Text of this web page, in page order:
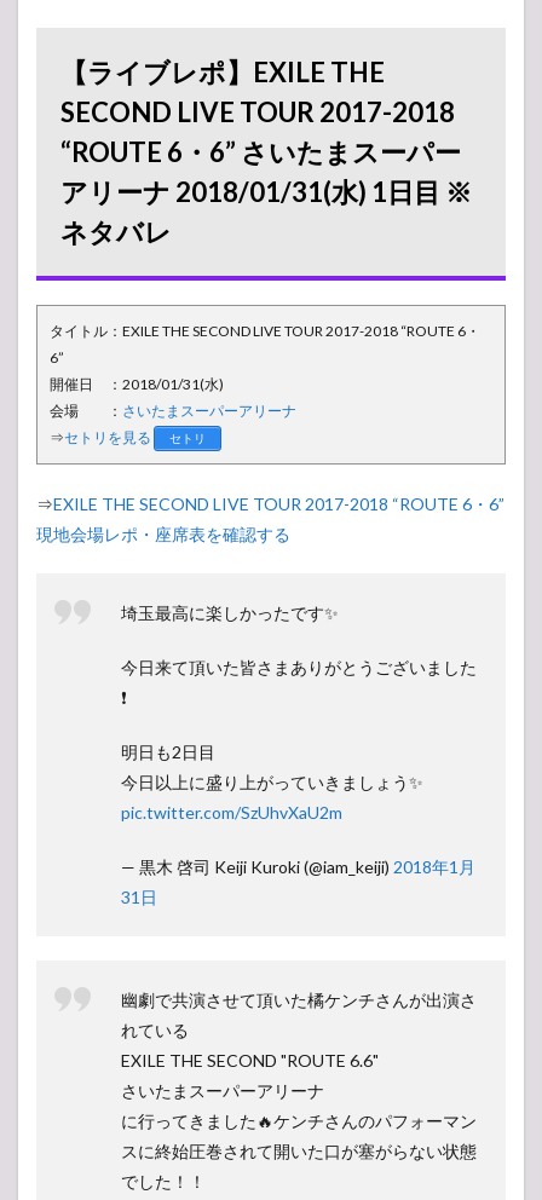
2017-2018
“ROUTE 6・6”
さいたまスーパ
ーアリーナ
2018/01/31(水)
1日目 ※ネタバ
レ
1.1
ッコ
1.2
ポ
MCレ
ポ
1.4
変更
銀テ
【ライブレポ】EXILE THE
SECOND LIVE TOUR 2017-2018
“ROUTE 6・6” さいたまスーパー
アリーナ 2018/01/31(水) 1日目 ※
ネタバレ
タイトル：EXILE THE SECOND LIVE TOUR 2017-2018 “ROUTE 6・
6”
開催日 ：2018/01/31(水)
会場 ： さいたまスーパーアリーナ
⇒セトリを見る セトリ
⇒EXILE THE SECOND LIVE TOUR 2017-2018 “ROUTE 6・6”
現地会場レポ・座席表を確認する
埼玉最高に楽しかったです✨
今日来て頂いた皆さまありがとうございました
❗️
明日も2日目
今日以上に盛り上がっていきましょう✨
pic.twitter.com/SzUhvXaU2m
— 黒木 啓司 Keiji Kuroki (@iam_keiji) 2018年1月
31日
幽劇で共演させて頂いた橘ケンチさんが出演さ
れている
EXILE THE SECOND "ROUTE 6.6"
さいたまスーパーアリーナ
に行ってきました🔥ケンチさんのパフォーマン
スに終始圧巻されて開いた口が塞がらない状態
でした！！